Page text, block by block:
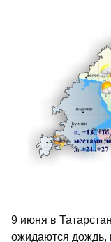
9 июня в
ожидаются дождь,